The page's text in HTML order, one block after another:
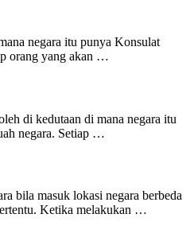
negara itu punya Konsulat
orang yang akan …
di kedutaan di mana negara itu
negara. Setiap …
bila masuk lokasi negara berbeda
Ketika melakukan …